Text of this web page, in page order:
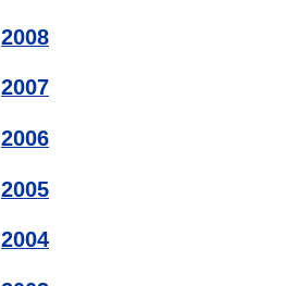
2008
2007
2006
2005
2004